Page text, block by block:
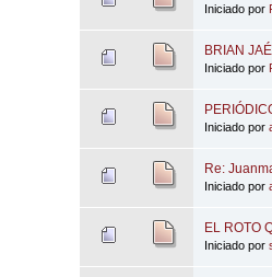
Iniciado por
BRIAN
Iniciado por
Iniciado por
Re:
Iniciado por
EL ROTO
Iniciado por